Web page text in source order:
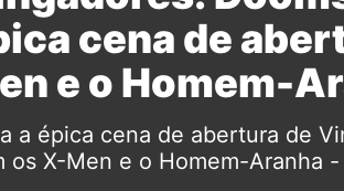
cena de
e o Homem-
a épica cena de abertura de
os X-Men e o Homem-Aranha -